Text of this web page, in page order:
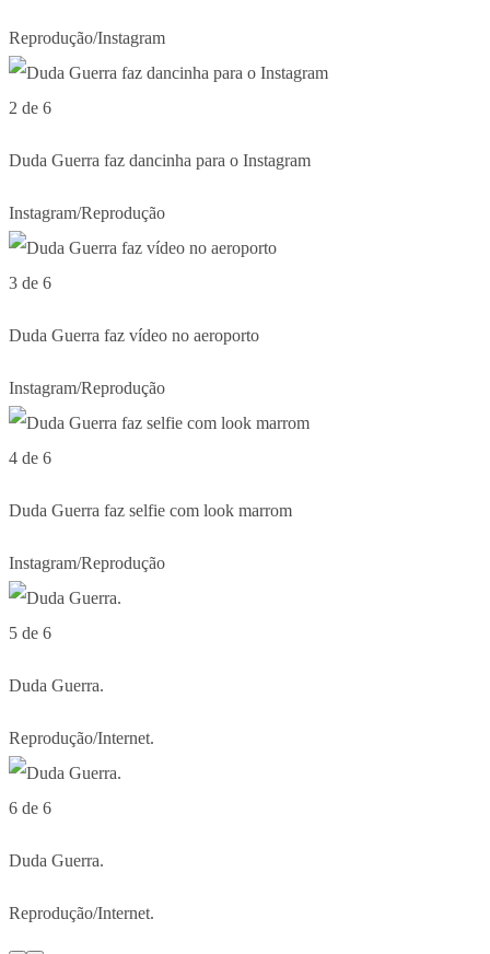
Reprodução/Instagram
2 de 6
Duda Guerra faz dancinha para o Instagram
Instagram/Reprodução
3 de 6
Duda Guerra faz vídeo no aeroporto
Instagram/Reprodução
4 de 6
Duda Guerra faz selfie com look marrom
Instagram/Reprodução
5 de 6
Duda Guerra.
Reprodução/Internet.
6 de 6
Duda Guerra.
Reprodução/Internet.